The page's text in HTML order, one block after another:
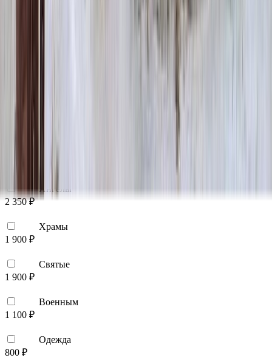
Ангелы
2 350 ₽
Храмы
1 900 ₽
Святые
1 900 ₽
Военным
1 100 ₽
Одежда
800 ₽